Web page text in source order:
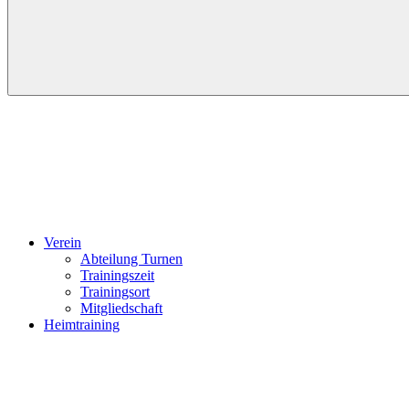
Verein
Abteilung Turnen
Trainingszeit
Trainingsort
Mitgliedschaft
Heimtraining